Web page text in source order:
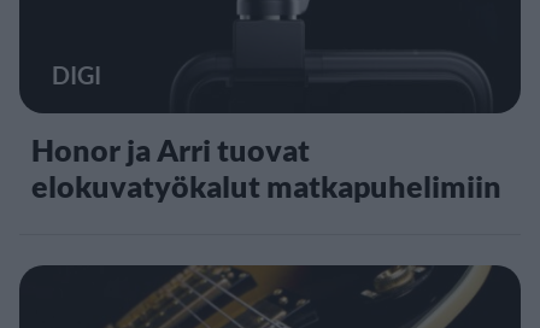
DIGI
Honor ja Arri tuovat
elokuvatyökalut matkapuhelimiin